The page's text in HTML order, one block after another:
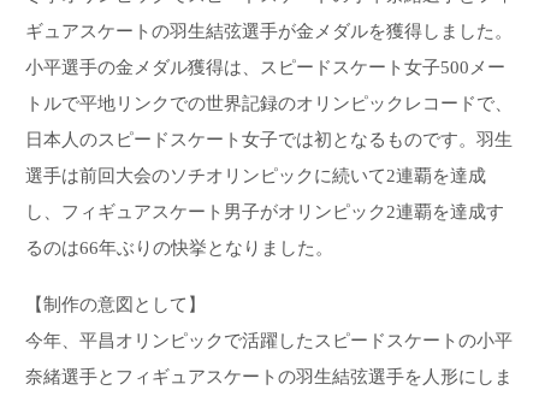
ギュアスケートの羽生結弦選手が金メダルを獲得しました。
小平選手の金メダル獲得は、スピードスケート女子500メー
トルで平地リンクでの世界記録のオリンピックレコードで、
日本人のスピードスケート女子では初となるものです。羽生
選手は前回大会のソチオリンピックに続いて2連覇を達成
し、フィギュアスケート男子がオリンピック2連覇を達成す
るのは66年ぶりの快挙となりました。
【制作の意図として】
今年、平昌オリンピックで活躍したスピードスケートの小平
奈緒選手とフィギュアスケートの羽生結弦選手を人形にしま